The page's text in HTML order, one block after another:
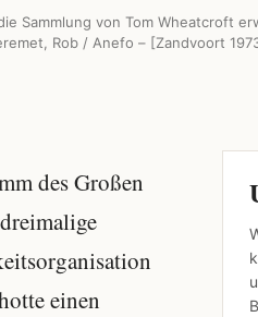
Sammlung von Tom Wheatcroft
Rob / Anefo – [Zandvoort
des Großen
einen